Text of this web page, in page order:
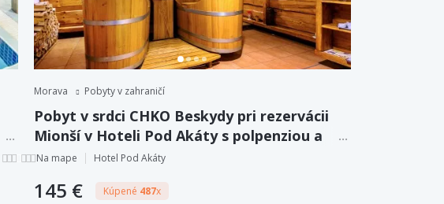
Morava Pobyty v zahraničí
Pobyt v srdci CHKO Beskydy pri rezervácii
Mionší v Hoteli Pod Akáty s polpenziou a
zľavou na pivné kúpele.
Na mape Hotel Pod Akáty
145 € Kúpené 487x